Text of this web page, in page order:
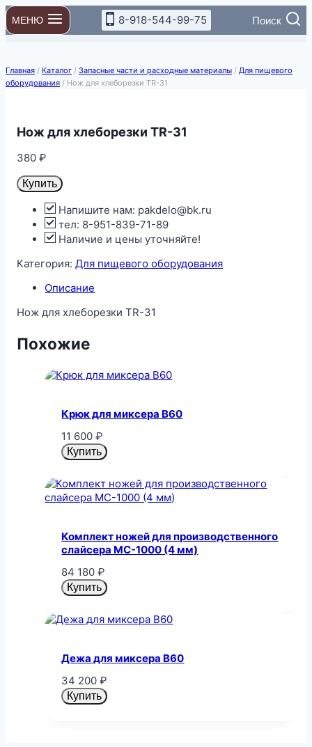
Перейти
к
содержимому
МЕНЮ 8-918-544-99-75 Поиск
Главная / Каталог / Запасные части и расходные материалы / Для пищевого
оборудования / Нож для хлеборезки TR-31
Нож для хлеборезки TR-31
380₽
Купить
Напишите нам: pakdelo@bk.ru
тел: 8-951-839-71-89
Наличие и цены уточняйте!
Категория:Для пищевого оборудования
Описание
Нож для хлеборезки TR-31
Похожие
Крюк для миксера B60
11 600₽
Купить
Комплект ножей для производственного
слайсера MC-1000 (4 мм)
84 180₽
Купить
Дежа для миксера B60
34 200₽
Купить